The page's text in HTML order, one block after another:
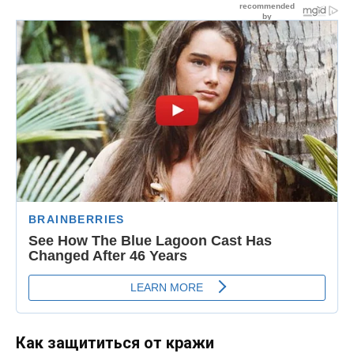
Как защититься от кpажи